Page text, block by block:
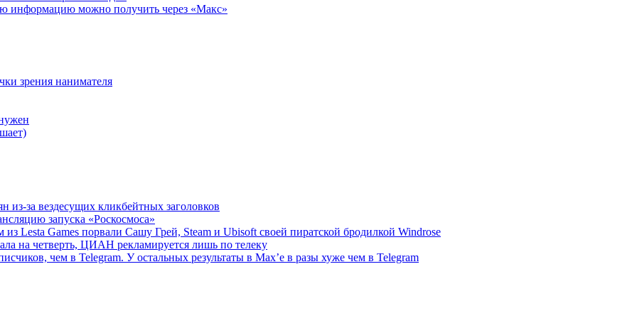
информацию можно получить через «Макс»
зрения нанимателя
из-за вездесущих кликбейтных заголовков
запуска «Роскосмоса»
из Lesta Games порвали Сашу Грей, Steam и Ubisoft своей пиратской бродилкой Windrose
на четверть, ЦИАН рекламируется лишь по телеку
чем в Telegram. У остальных результаты в Max’е в разы хуже чем в Telegram